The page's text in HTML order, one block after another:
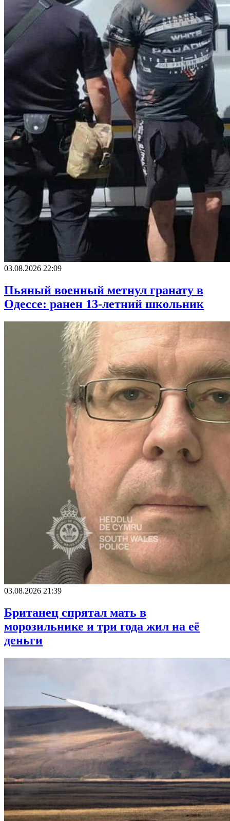
03.08.2026 22:09
Пьяный военный метнул гранату в
Одессе: ранен 13-летний школьник
03.08.2026 21:39
Британец спрятал мать в
морозильнике и три года жил на её
деньги